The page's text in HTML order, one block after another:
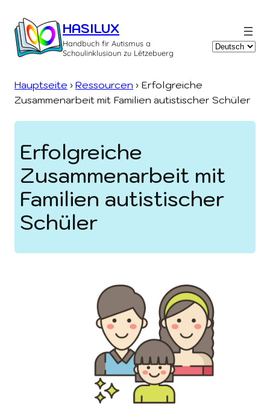
Inhalt
springen
HASILUX
Handbuch fir Autismus a
Schoulinklusioun zu Lëtzebuerg
Sprache
Hauptseite ›Ressourcen › Erfolgreiche
Zusammenarbeit mit Familien autistischer Schüler
Erfolgreiche
Zusammenarbeit mit
Familien autistischer
Schüler